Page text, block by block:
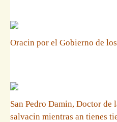
Oracin por el Gobierno de
San Pedro Damin, Doctor de
salvacin mientras an tienes